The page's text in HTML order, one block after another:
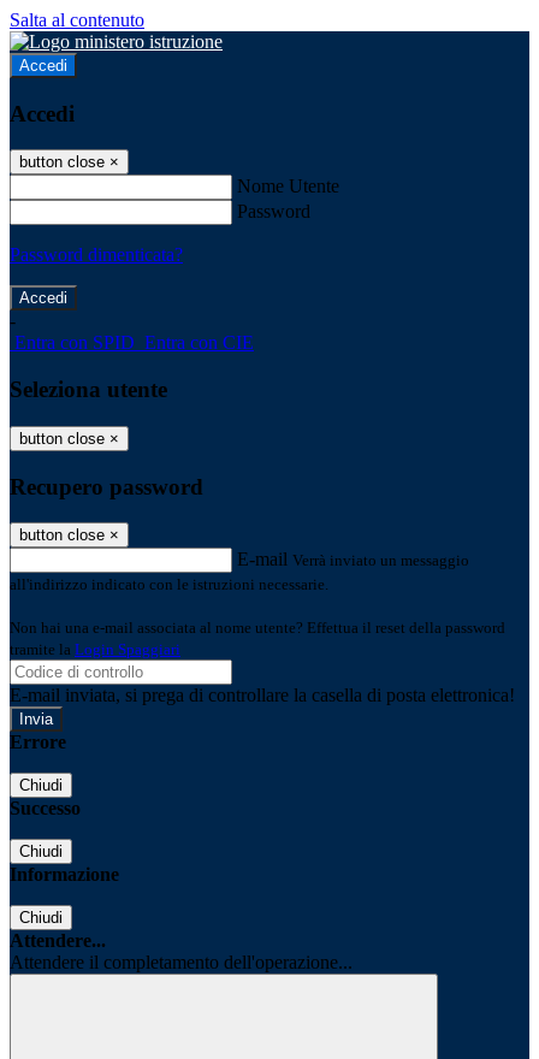
Salta al contenuto
Accedi
Accedi
button close ×
Nome Utente
Password
Password dimenticata?
-
Entra con SPID Entra con CIE
Seleziona utente
button close ×
Recupero password
button close ×
E-mail Verrà inviato un messaggio
all'indirizzo indicato con le istruzioni necessarie.
Non hai una e-mail associata al nome utente? Effettua il reset della password
tramite la Login Spaggiari
E-mail inviata, si prega di controllare la casella di posta elettronica!
Errore
Chiudi
Successo
Chiudi
Informazione
Chiudi
Attendere...
Attendere il completamento dell'operazione...